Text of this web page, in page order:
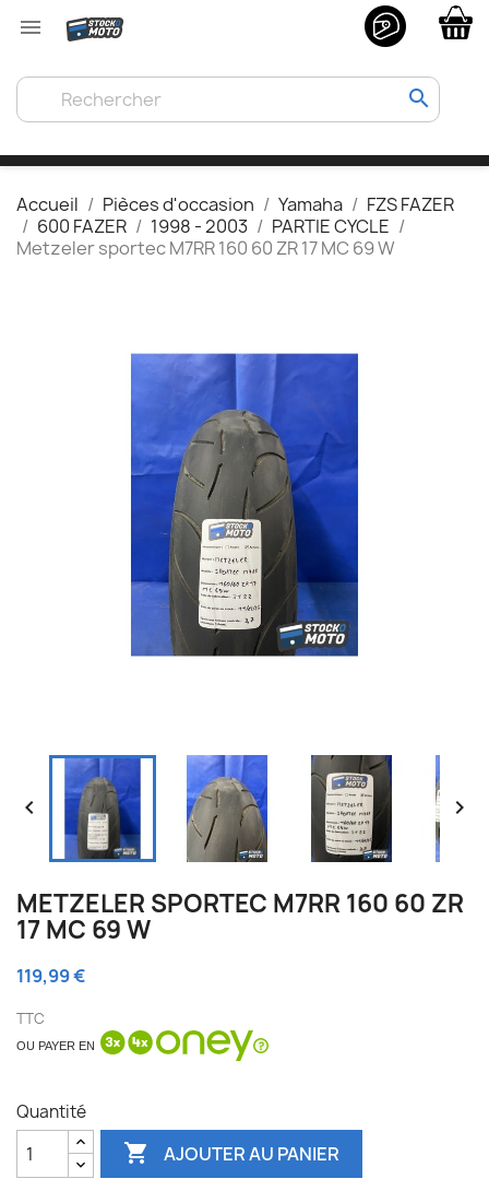

search
Accueil Pièces d'occasion Yamaha
FZS FAZER
600 FAZER
1998 - 2003
PARTIE CYCLE
Metzeler sportec M7RR 160 60 ZR 17 MC 69 W
 
METZELER SPORTEC M7RR 160 60 ZR
17 MC 69 W
119,99 €
TTC
OU PAYER EN
Quantité
 AJOUTER AU PANIER